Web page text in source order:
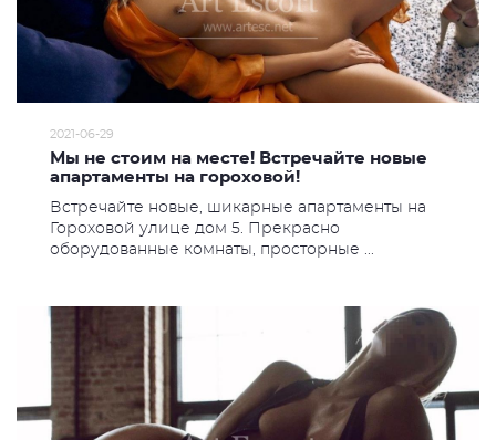
2021-06-29
Мы не стоим на месте! Встречайте новые
апартаменты на гороховой!
Встречайте новые, шикарные апартаменты на
Гороховой улице дом 5. Прекрасно
оборудованные комнаты, просторные ...